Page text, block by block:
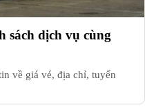
sách dịch vụ cùng
về giá vé, địa chỉ, tuyến